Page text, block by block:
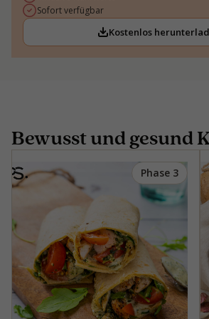
Sofort verfügbar
Kostenlos
Bewusst und gesund
Phase 3